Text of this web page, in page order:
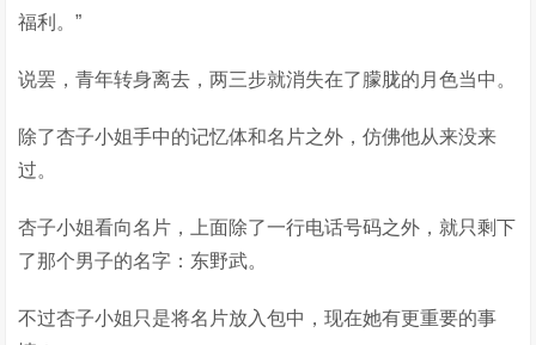
福利。”
说罢，青年转身离去，两三步就消失在了朦胧的月色当中。
除了杏子小姐手中的记忆体和名片之外，仿佛他从来没来
过。
杏子小姐看向名片，上面除了一行电话号码之外，就只剩下
了那个男子的名字：东野武。
不过杏子小姐只是将名片放入包中，现在她有更重要的事